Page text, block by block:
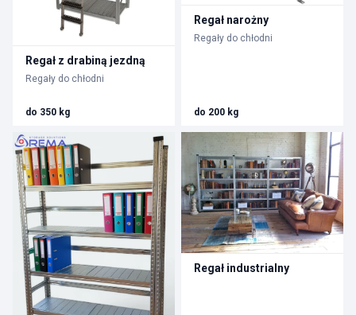
Regał z drabiną jezdną
Regały do chłodni
do 350 kg
Regał narożny
Regały do chłodni
do 200 kg
Regał industrialny